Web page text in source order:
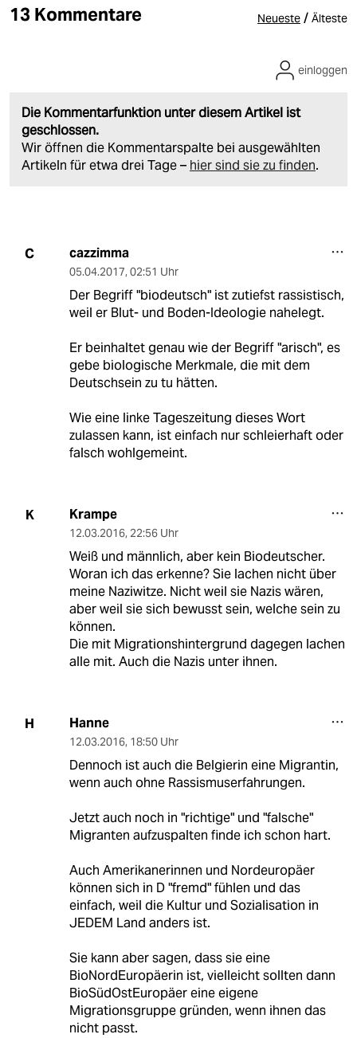
13 Kommentare Neueste / Älteste
Die Kommentarfunktion unter diesem Artikel ist
geschlossen.
Wir öffnen die Kommentarspalte bei ausgewählten
Artikeln für etwa drei Tage – hier sind sie zu finden.
einloggen
C cazzimma
05.04.2017, 02:51 Uhr
Der Begriff "biodeutsch" ist zutiefst rassistisch,
weil er Blut- und Boden-Ideologie nahelegt.
Er beinhaltet genau wie der Begriff "arisch", es
gebe biologische Merkmale, die mit dem
Deutschsein zu tu hätten.
Wie eine linke Tageszeitung dieses Wort
zulassen kann, ist einfach nur schleierhaft oder
falsch wohlgemeint.
K Krampe
12.03.2016, 22:56 Uhr
Weiß und männlich, aber kein Biodeutscher.
Woran ich das erkenne? Sie lachen nicht über
meine Naziwitze. Nicht weil sie Nazis wären,
aber weil sie sich bewusst sein, welche sein zu
können.
Die mit Migrationshintergrund dagegen lachen
alle mit. Auch die Nazis unter ihnen.
H Hanne
12.03.2016, 18:50 Uhr
Dennoch ist auch die Belgierin eine Migrantin,
wenn auch ohne Rassismuserfahrungen.
Jetzt auch noch in "richtige" und "falsche"
Migranten aufzuspalten finde ich schon hart.
Auch Amerikanerinnen und Nordeuropäer
können sich in D "fremd" fühlen und das
einfach, weil die Kultur und Sozialisation in
JEDEM Land anders ist.
Sie kann aber sagen, dass sie eine
BioNordEuropäerin ist, vielleicht sollten dann
BioSüdOstEuropäer eine eigene
Migrationsgruppe gründen, wenn ihnen das
nicht passt.